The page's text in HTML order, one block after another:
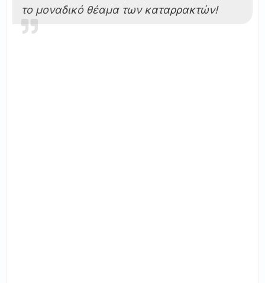
το μοναδικό θέαμα των καταρρακτών!